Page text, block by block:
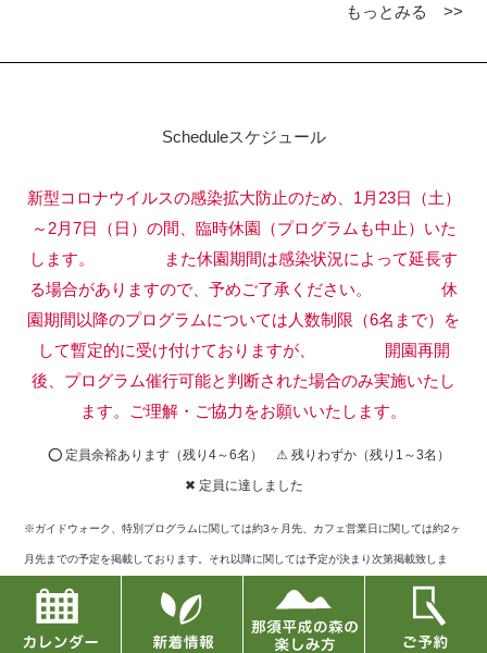
もっとみる >>
Scheduleスケジュール
新型コロナウイルスの感染拡大防止のため、1月23日（土）
～2月7日（日）の間、臨時休園（プログラムも中止）いた
します。
また休園期間は感染状況によって延長す
る場合がありますので、予めご了承ください。
休
園期間以降のプログラムについては人数制限（6名まで）を
して暫定的に受け付けておりますが、
開園再開
後、プログラム催行可能と判断された場合のみ実施いたし
ます。ご理解・ご協力をお願いいたします。
⭕ 定員余裕あります（残り4～6名） ⚠ 残りわずか（残り1～3名）
✖ 定員に達しました
※ガイドウォーク、特別プログラムに関しては約3ヶ月先、カフェ営業日に関しては約2ヶ
月先までの予定を掲載しております。それ以降に関しては予定が決まり次第掲載致しま
す。
※定員に達したものに関してキャンセルが出た場合には再募集もございますので、お問い
合せフォームまたはお電話でご確認下さい。